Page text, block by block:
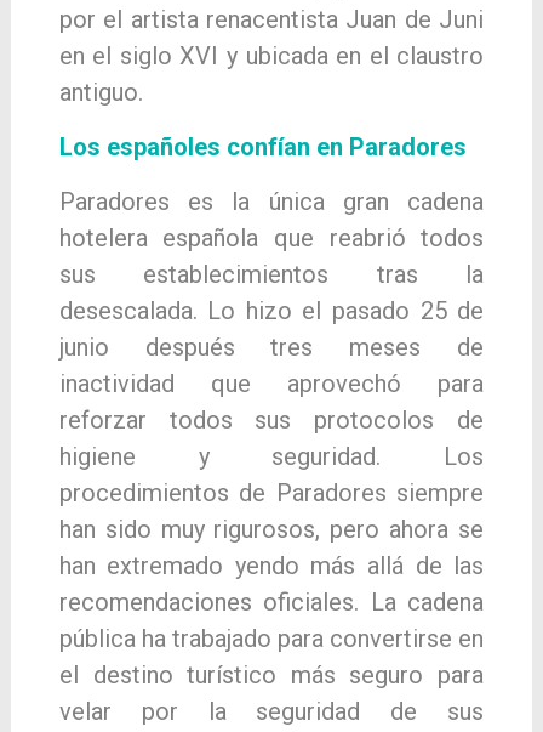
por el artista renacentista Juan de Juni
en el siglo XVI y ubicada en el claustro
antiguo.
Los españoles confían en Paradores
Paradores es la única gran cadena
hotelera española que reabrió todos
sus establecimientos tras la
desescalada. Lo hizo el pasado 25 de
junio después tres meses de
inactividad que aprovechó para
reforzar todos sus protocolos de
higiene y seguridad. Los
procedimientos de Paradores siempre
han sido muy rigurosos, pero ahora se
han extremado yendo más allá de las
recomendaciones oficiales. La cadena
pública ha trabajado para convertirse en
el destino turístico más seguro para
velar por la seguridad de sus